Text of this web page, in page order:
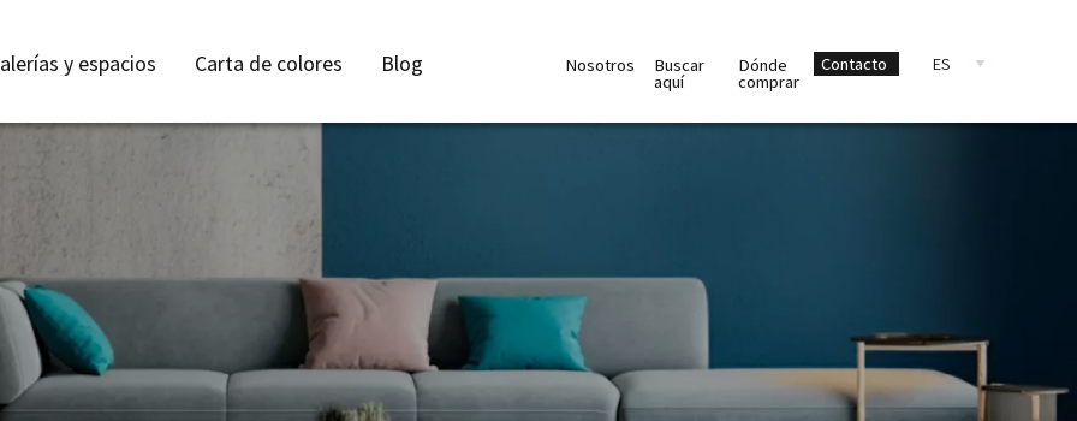
Top
navigation
y espacios Carta de colores Blog Nosotros Buscar
aquí
Dónde
comprar
Contacto Select your language